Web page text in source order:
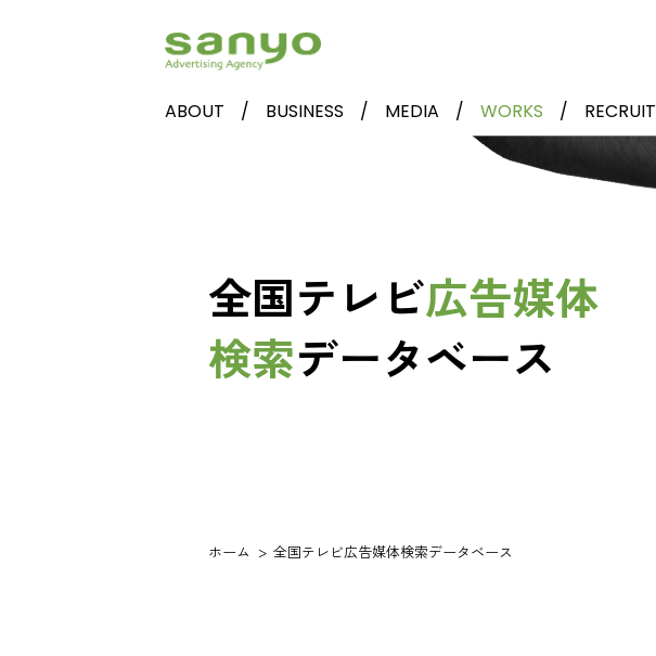
ABOUT BUSINESS MEDIA WORKS RECRUIT
全国テレビ広告媒体
検索データベース
ホーム 全国テレビ広告媒体検索データベース